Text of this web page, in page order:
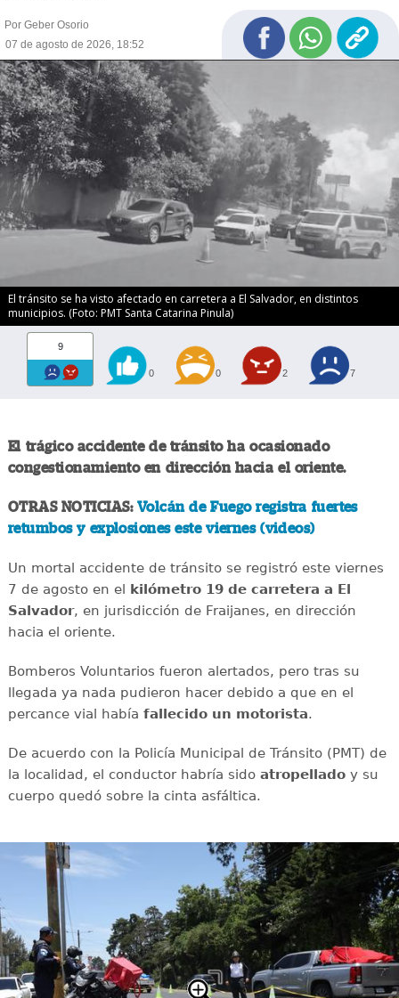
Por Geber Osorio
07 de agosto de 2026, 18:52
El tránsito se ha visto afectado en carretera a El Salvador, en distintos
municipios. (Foto: PMT Santa Catarina Pinula)
9
0 0 2 7
El trágico accidente de tránsito ha ocasionado
congestionamiento en dirección hacia el oriente.
OTRAS NOTICIAS: Volcán de Fuego registra fuertes
retumbos y explosiones este viernes (videos)
Un mortal accidente de tránsito se registró este viernes
7 de agosto en el
kilómetro 19 de carretera a El
Salvador, en jurisdicción de Fraijanes, en dirección
hacia el oriente.
Bomberos Voluntarios fueron alertados, pero tras su
llegada ya nada pudieron hacer debido a que en el
percance vial había fallecido un motorista.
De acuerdo con la Policía Municipal de Tránsito (PMT) de
la localidad, el conductor habría sido atropelladoy su
cuerpo quedó sobre la cinta asfáltica.